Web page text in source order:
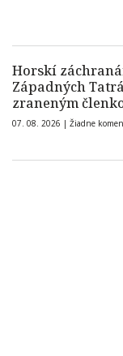
Horskí
Západných
zraneným
07. 08. 2026 | Žiadne